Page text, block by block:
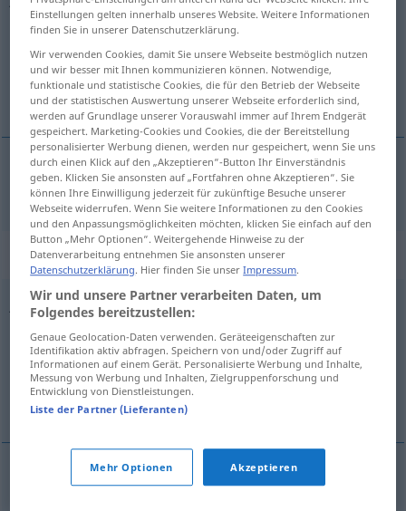
Übersicht aller Übersetzungen
(Für mehr Details die Übersetzung anklicken/antippen)
arbeitslos
arbeitslos jobless
„jobless“: noun
joblesss
Übersicht aller Übersetzungen
(Für mehr Details die Übersetzung anklicken/antippen)
die Arbeitslosen
Einstellungen gelten innerhalb unseres Website. Weitere Informationen
finden Sie in unserer Datenschutzerklärung.
Wir verwenden Cookies, damit Sie unsere Webseite bestmöglich nutzen
und wir besser mit Ihnen kommunizieren können. Notwendige,
funktionale und statistische Cookies, die für den Betrieb der Webseite
und der statistischen Auswertung unserer Webseite erforderlich sind,
werden auf Grundlage unserer Vorauswahl immer auf Ihrem Endgerät
gespeichert. Marketing-Cookies und Cookies, die der Bereitstellung
personalisierter Werbung dienen, werden nur gespeichert, wenn Sie uns
durch einen Klick auf den „Akzeptieren“-Button Ihr Einverständnis
geben. Klicken Sie ansonsten auf „Fortfahren ohne Akzeptieren“. Sie
können Ihre Einwilligung jederzeit für zukünftige Besuche unserer
Webseite widerrufen. Wenn Sie weitere Informationen zu den Cookies
und den Anpassungsmöglichkeiten möchten, klicken Sie einfach auf den
Button „Mehr Optionen“. Weitergehende Hinweise zu der
Datenverarbeitung entnehmen Sie ansonsten unserer
Datenschutzerklärung. Hier finden Sie unserImpressum.
Wir und unsere Partner verarbeiten Daten, um
Folgendes bereitzustellen:
Genaue Geolocation-Daten verwenden. Geräteeigenschaften zur
Identifikation aktiv abfragen. Speichern von und/oder Zugriff auf
Informationen auf einem Gerät. Personalisierte Werbung und Inhalte,
Messung von Werbung und Inhalten, Zielgruppenforschung und
Entwicklung von Dienstleistungen.
Liste der Partner (Lieferanten)
Mehr Optionen Akzeptieren